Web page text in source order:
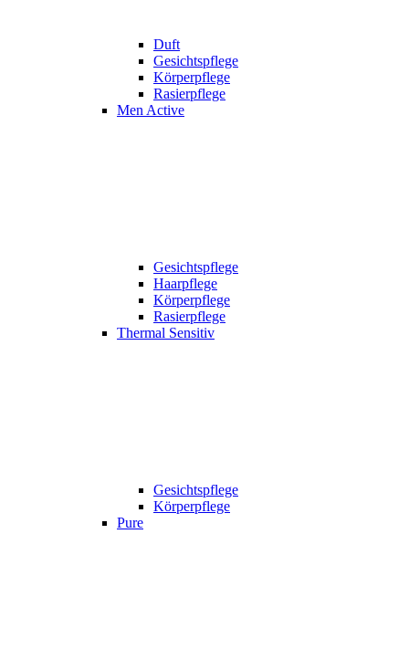
Duft
Gesichtspflege
Körperpflege
Rasierpflege
Men Active
Gesichtspflege
Haarpflege
Körperpflege
Rasierpflege
Thermal Sensitiv
Gesichtspflege
Körperpflege
Pure